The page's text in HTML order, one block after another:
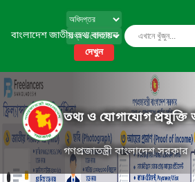
বাংলাদেশ জাতীয় তথ্য বাতায়ন
দেখুন
তথ্য ও যোগাযোগ প্রযুক্তি
গণপ্রজাতন্ত্রী বাংলাদেশ সরকার